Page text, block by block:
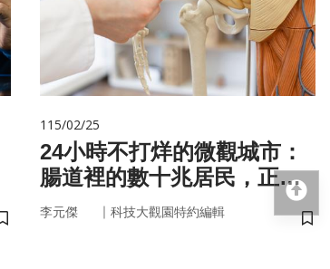
儲存書籤
115/02/25
24小時不打烊的微觀城市：
腸道裡的數十兆居民，正悄
悄掌管你的大腦與健康
李元傑 ｜ 科技大觀園特約編輯
儲
回